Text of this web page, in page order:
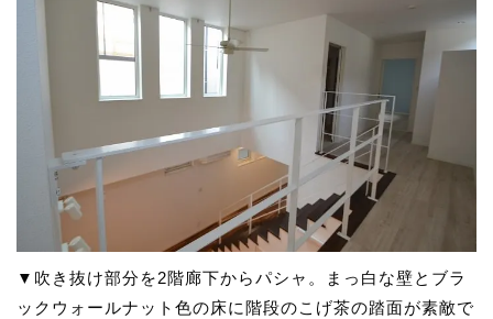
▼吹き抜け部分を2階廊下からパシャ。まっ白な壁とブラ
ックウォールナット色の床に階段のこげ茶の踏面が素敵で